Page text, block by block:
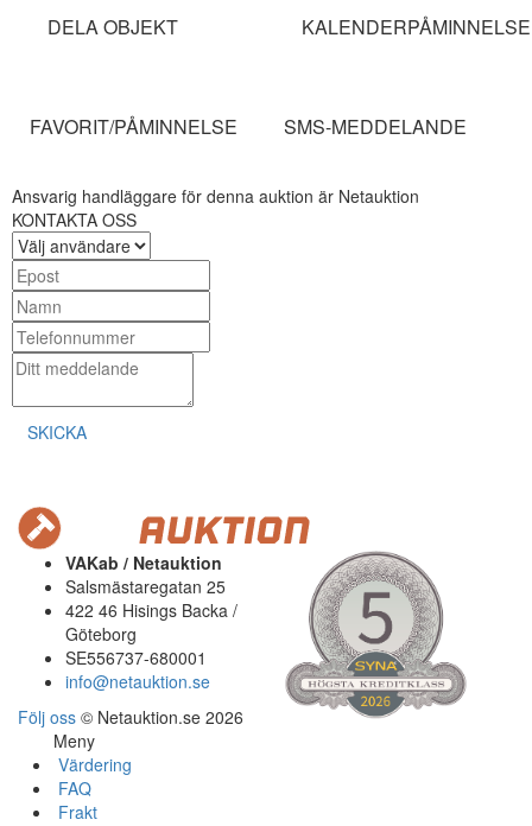
DELA OBJEKT KALENDERPÅMINNELSE
FAVORIT/PÅMINNELSE SMS-MEDDELANDE
Ansvarig handläggare för denna auktion är Netauktion
KONTAKTA OSS
SKICKA
VAKab / Netauktion
Salsmästaregatan 25
422 46 Hisings Backa /
Göteborg
SE556737-680001
info@netauktion.se
Följ oss © Netauktion.se 2026
Meny
Värdering
FAQ
Frakt